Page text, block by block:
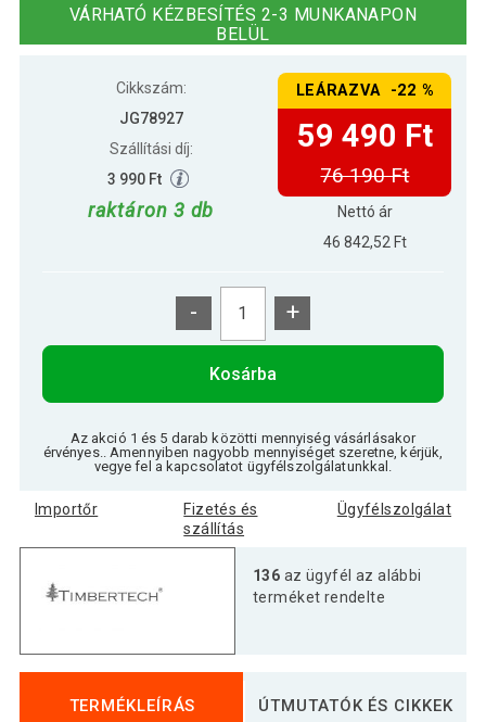
VÁRHATÓ KÉZBESÍTÉS 2-3 MUNKANAPON
BELÜL
Cikkszám:
JG78927
Szállítási díj:
3 990 Ft
raktáron 3 db
LEÁRAZVA -22 %
59 490 Ft
76 190 Ft
Nettó ár
46 842,52 Ft
- +
Kosárba
Az akció 1 és 5 darab közötti mennyiség vásárlásakor
érvényes.. Amennyiben nagyobb mennyiséget szeretne, kérjük,
vegye fel a kapcsolatot ügyfélszolgálatunkkal.
Importőr
Fizetés és
szállítás
Ügyfélszolgálat
136 az ügyfél az alábbi
terméket rendelte
TERMÉKLEÍRÁS ÚTMUTATÓK ÉS CIKKEK